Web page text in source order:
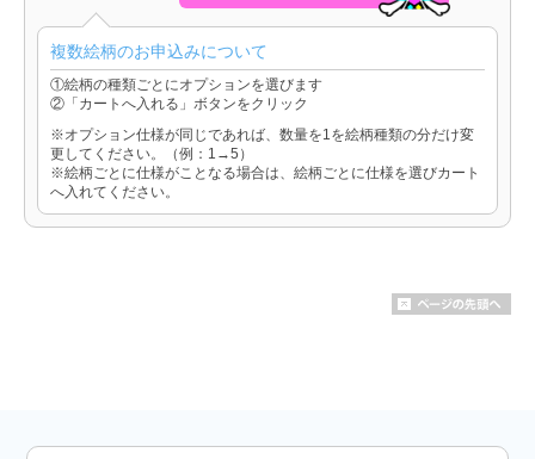
複数絵柄のお申込みについて
①絵柄の種類ごとにオプションを選びます
②「カートへ入れる」ボタンをクリック
※オプション仕様が同じであれば、数量を1を絵柄種類の分だけ変
更してください。（例：1→5）
※絵柄ごとに仕様がことなる場合は、絵柄ごとに仕様を選びカート
へ入れてください。